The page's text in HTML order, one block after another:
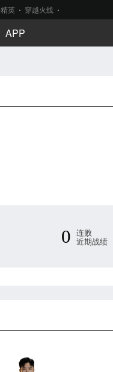
英 穿越火线
APP
0 连败
近期战绩